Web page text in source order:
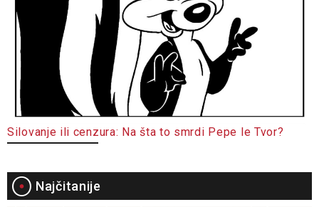
Silovanje ili cenzura: Na šta to smrdi Pepe le Tvor?
Najčitanije